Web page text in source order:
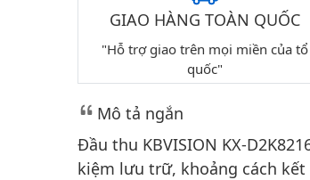
GIAO HÀNG TOÀN QUỐC
"Hỗ trợ giao trên mọi miền của tổ
quốc"
Mô tả ngắn
Đầu thu KBVISION KX-
kiệm lưu trữ, khoảng cách kết